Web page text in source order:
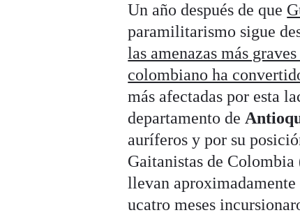
Un año después de que
paramilitarismo sigue
las amenazas más
colombiano ha
más afectadas por esta
departamento de
auríferos y por su
Gaitanistas de
llevan aproximadamente
ucatro meses